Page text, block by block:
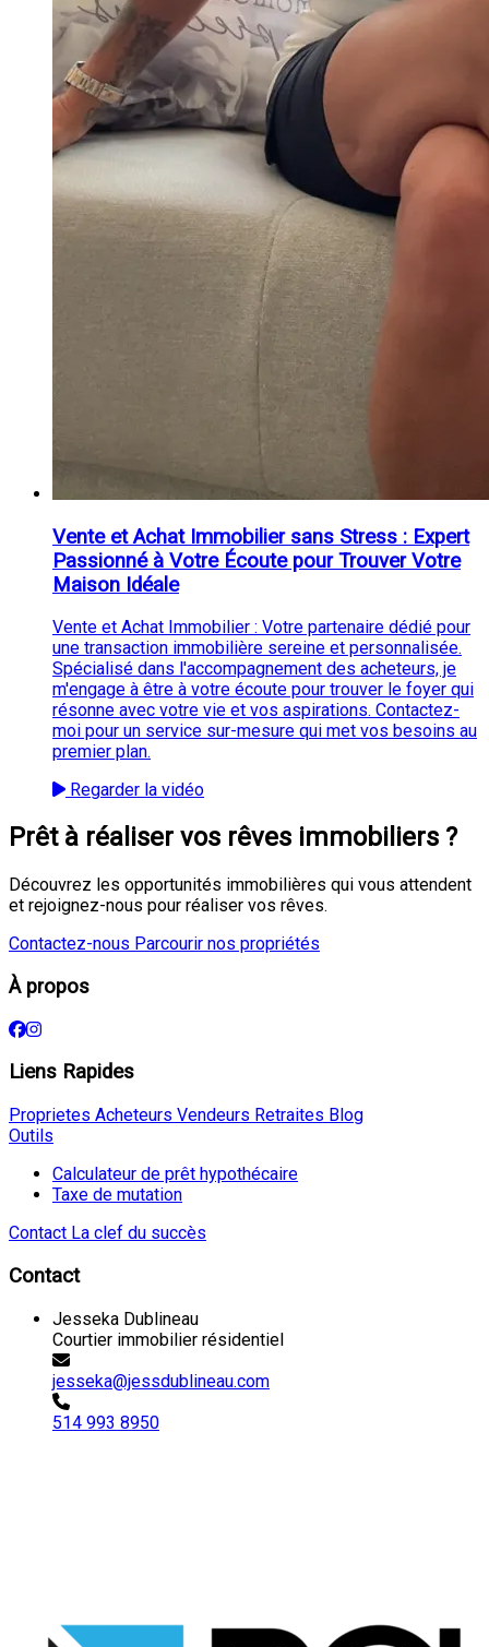
Vente et Achat Immobilier sans Stress : Expert
Passionné à Votre Écoute pour Trouver Votre
Maison Idéale
Vente et Achat Immobilier : Votre partenaire dédié pour
une transaction immobilière sereine et personnalisée.
Spécialisé dans l'accompagnement des acheteurs, je
m'engage à être à votre écoute pour trouver le foyer qui
résonne avec votre vie et vos aspirations. Contactez-
moi pour un service sur-mesure qui met vos besoins au
premier plan.
Regarder la vidéo
Prêt à réaliser vos rêves immobiliers ?
Découvrez les opportunités immobilières qui vous attendent
et rejoignez-nous pour réaliser vos rêves.
Contactez-nous Parcourir nos propriétés
À propos
Liens Rapides
Proprietes Acheteurs Vendeurs Retraites Blog
Outils
Calculateur de prêt hypothécaire
Taxe de mutation
Contact La clef du succès
Contact
Jesseka Dublineau
Courtier immobilier résidentiel
jesseka@jessdublineau.com
514 993 8950